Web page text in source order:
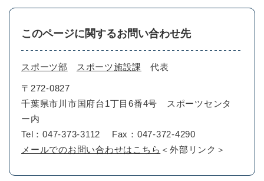
このページに関するお問い合わせ先
スポーツ部 スポーツ施設課 代表
〒272-0827
千葉県市川市国府台1丁目6番4号 スポーツセンタ
ー内
Tel：047-373-3112
Fax：047-372-4290
メールでのお問い合わせはこちら ＜外部リンク＞